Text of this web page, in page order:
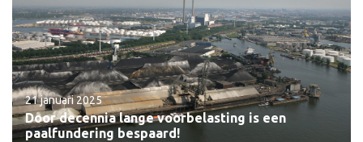
21 januari 2025
Door decennia lange voorbelasting is een
paalfundering bespaard!